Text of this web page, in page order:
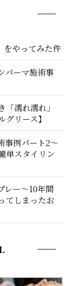
やってみた件
パーマ施術事
濡れ濡れ」
リース】
事例パート2〜
単スタイリン
レー〜10年間
てしまったお